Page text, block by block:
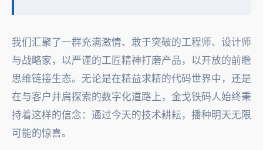
我们汇聚了一群充满激情、敢于突破的工程师、设计师
与战略家，以严谨的工匠精神打磨产品，以开放的前瞻
思维链接生态。无论是在精益求精的代码世界中，还是
在与客户并肩探索的数字化道路上，金戈铁码人始终秉
持着这样的信念：通过今天的技术耕耘，播种明天无限
可能的惊喜。